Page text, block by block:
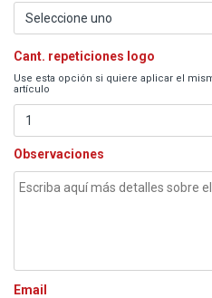
Cant. repeticiones logo
Use esta opción si quiere aplicar el
artículo
Observaciones
Email